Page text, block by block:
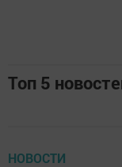
Топ 5
НОВОСТИ